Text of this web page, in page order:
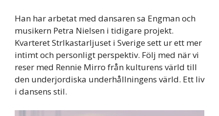
Han har arbetat med dansaren sa Engman och
musikern Petra Nielsen i tidigare projekt.
Kvarteret Strlkastarljuset i Sverige sett ur ett mer
intimt och personligt perspektiv. Följ med när vi
reser med Rennie Mirro från kulturens värld till
den underjordiska underhållningens värld. Ett liv
i dansens stil.